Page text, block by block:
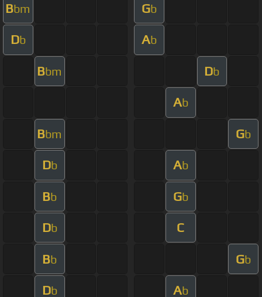
Bbm Gb
Db Ab
Bbm Db
Ab
Bbm Gb
Db Ab
Bb Gb
Db C
Bb Gb
Db Ab